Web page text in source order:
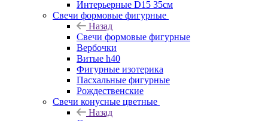
Интерьерные D15 35см
Свечи формовые фигурные
Назад
Свечи формовые фигурные
Вербочки
Витые h40
Фигурные изотерика
Пасхальные фигурные
Рождественские
Свечи конусные цветные
Назад